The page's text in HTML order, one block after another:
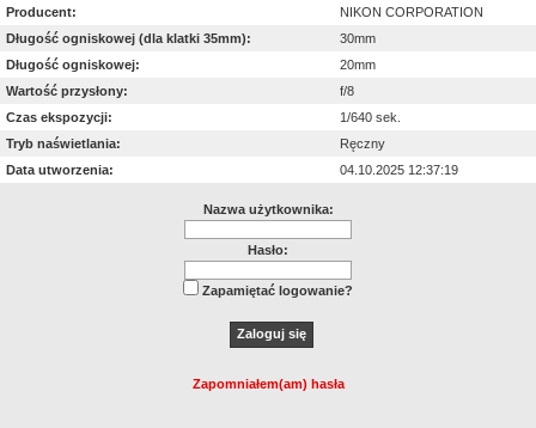
Producent:
NIKON CORPORATION
Długość ogniskowej (dla klatki 35mm):
30mm
Długość ogniskowej:
20mm
Wartość przysłony:
f/8
Czas ekspozycji:
1/640 sek.
Tryb naświetlania:
Ręczny
Data utworzenia:
04.10.2025 12:37:19
Nazwa użytkownika:
Hasło:
Zapamiętać logowanie?
Zapomniałem(am) hasła